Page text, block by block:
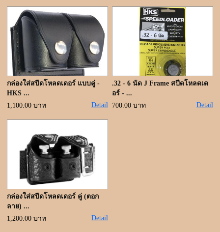
สินค้า
แบรนด์
สินค้าลดราคา
เข้าสู่ระบบ
ขั้นตอนการสั่งซื้อ
แจ้งชำระเงิน
ค้นหาสินค้า
ติดต่อเรา
กล่องใส่สปีดโหลดเดอร์ แบบคู่ -
HKS ...
1,100.00 บาท
Detail
.32 - 6 นัด J Frame สปีดโหลดเด
อร์ - ...
700.00 บาท
Detail
กล่องใส่สปีดโหลดเดอร์ คู่ (ตอก
ลาย) ...
1,200.00 บาท
Detail